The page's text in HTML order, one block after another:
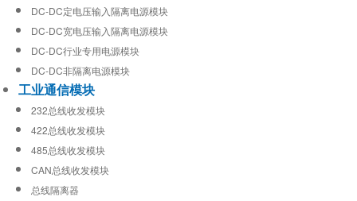
DC-DC定电压输入隔离电源模块
DC-DC宽电压输入隔离电源模块
DC-DC行业专用电源模块
DC-DC非隔离电源模块
工业通信模块
232总线收发模块
422总线收发模块
485总线收发模块
CAN总线收发模块
总线隔离器